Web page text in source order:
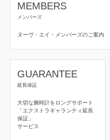
MEMBERS
メンバーズ
ヌーヴ・エイ・メンバーズのご案内
GUARANTEE
延長保証
大切な腕時計をロングサポート
「エクストラギャランティ延長
保証」
サービス